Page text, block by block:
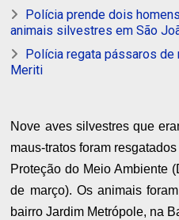
Polícia prende dois
animais silvestres em São
Polícia regata pássaros
Meriti
Nove aves silvestres que
maus-tratos foram
Proteção do Meio Ambiente
de março). Os animais
bairro Jardim Metrópole, na